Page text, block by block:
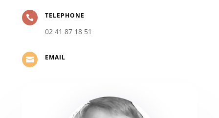
 TELEPHONE
02 41 87 18 51
 EMAIL